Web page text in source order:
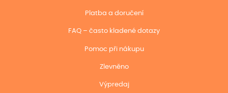
Platba a doručení
FAQ – často kladené dotazy
Pomoc při nákupu
Zlevněno
Výpredaj